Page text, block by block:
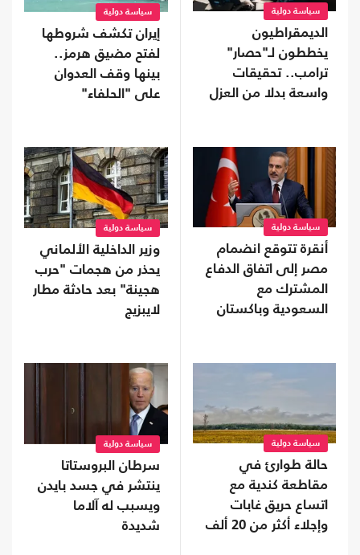
سياسة دولية
الديمقراطيون
يخططون لـ"حصار"
ترامب.. تحقيقات
واسعة بدلا من العزل
سياسة دولية
إيران تكشف شروطها
لفتح مضيق هرمز..
بينها وقف العدوان
على "الحلفاء"
سياسة دولية
أنقرة تتوقع انضمام
مصر إلى اتفاق الدفاع
المشترك مع
السعودية وباكستان
سياسة دولية
وزير الداخلية الألماني
يحذر من هجمات "حرب
هجينة" بعد حادثة مطار
لايبزيج
سياسة دولية
حالة طوارئ في
مقاطعة كندية مع
اتساع حريق غابات
وإجلاء أكثر من 20 ألف
سياسة دولية
سرطان البروستاتا
ينتشر في جسد بايدن
ويسبب له آلاما
شديدة